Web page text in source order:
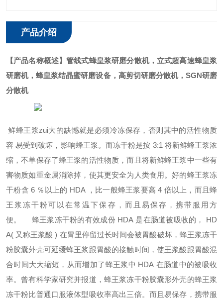
产品介绍
【产品名称概述】管线式蜂皇浆研磨分散机，立式超高速蜂皇浆
研磨机，蜂皇浆结晶蜜研磨设备，高剪切研磨分散机， SGN研磨
分散机
鲜蜂王浆zui大的缺憾就是必须冷冻保存，否则其中的活性物质
容 易受到破坏，影响蜂王浆 。而冻干粉是按 3:1 将新鲜蜂王浆浓
缩，不单保存了蜂王浆的活性物质，而且将新鲜蜂王浆中一些有
害物质如重金属消除掉，使其更安全为人类食用。好的蜂王浆冻
干粉含 6 ％以上的 HDA ，比一般蜂王浆要高 4 倍以上，而且蜂
王浆冻干粉可以在常温下保存，而且易保存，携带服用方
便。
蜂王浆冻干粉的有效成份 HDA 是在肠道被吸收的， HD
A( 又称王浆酸 ) 在胃里停留过长时间会被胃酸破坏，蜂王浆冻干
粉胶囊外壳可延缓蜂王浆跟胃酸的接触时间，使王浆酸跟胃酸混
合时间大大缩短，从而增加了蜂王浆中 HDA 在肠道中的被吸收
率。曾有科学家研究并报道，蜂王浆冻干粉胶囊形外壳的蜂王浆
冻干粉比普通口服液体型吸收率高出三倍。而且易保存，携带服